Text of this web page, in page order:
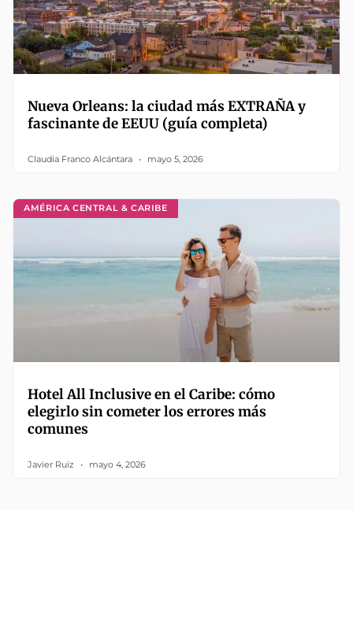
Nueva Orleans: la ciudad más EXTRAÑA y
fascinante de EEUU (guía completa)
Claudia Franco Alcántara mayo 5, 2026
AMÉRICA CENTRAL & CARIBE
Hotel All Inclusive en el Caribe: cómo
elegirlo sin cometer los errores más
comunes
Javier Ruiz mayo 4, 2026